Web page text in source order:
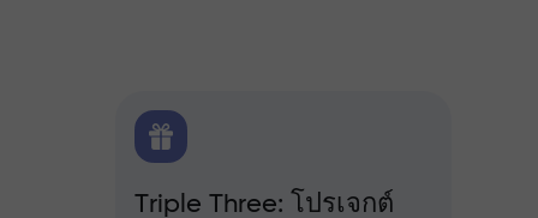
Triple Three: โปรเจกต์